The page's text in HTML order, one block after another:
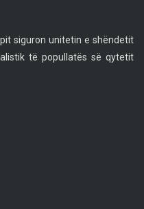
siguron unitetin e shëndetit
të popullatës së qytetit